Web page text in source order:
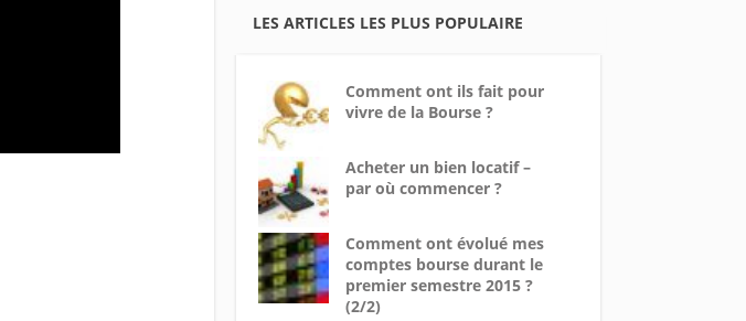
LES ARTICLES LES PLUS POPULAIRE
Comment ont ils fait pour
vivre de la Bourse ?
Acheter un bien locatif –
par où commencer ?
Comment ont évolué mes
comptes bourse durant le
premier semestre 2015 ?
(2/2)